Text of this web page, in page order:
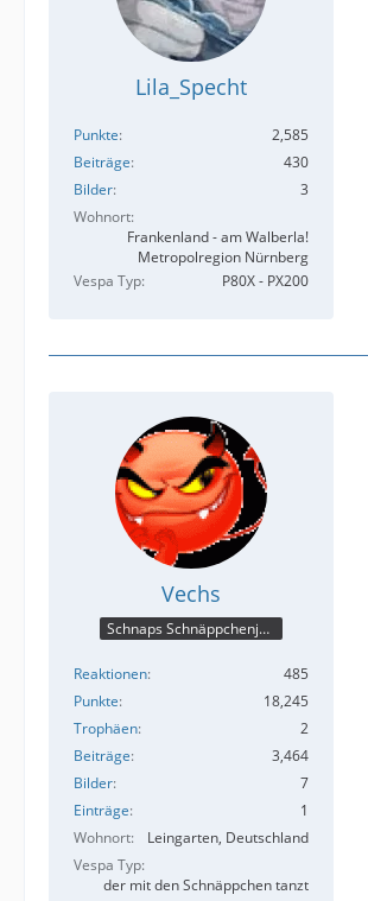
Lila_Specht
Punkte
2,585
Beiträge
430
Bilder
3
Wohnort
Frankenland - am Walberla!
Metropolregion Nürnberg
Vespa Typ
P80X - PX200
Vechs
Schnaps Schnäppchenjäger
Reaktionen
485
Punkte
18,245
Trophäen
2
Beiträge
3,464
Bilder
7
Einträge
1
Wohnort
Leingarten, Deutschland
Vespa Typ
der mit den Schnäppchen tanzt